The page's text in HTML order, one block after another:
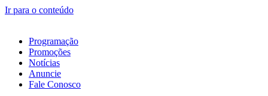
Ir para o conteúdo
Programação
Promoções
Notícias
Anuncie
Fale Conosco